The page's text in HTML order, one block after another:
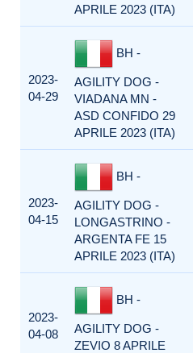
APRILE 2023 (ITA)
2023-
04-29
BH -
AGILITY DOG -
VIADANA MN -
ASD CONFIDO 29
APRILE 2023 (ITA)
2023-
04-15
BH -
AGILITY DOG -
LONGASTRINO -
ARGENTA FE 15
APRILE 2023 (ITA)
2023-
04-08
BH -
AGILITY DOG -
ZEVIO 8 APRILE